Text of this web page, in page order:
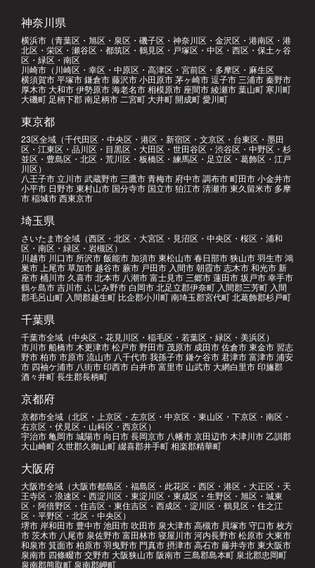
神奈川県
横浜市（青葉区・旭区・泉区・磯子区・神奈川区・金沢区・港南区・港
北区・栄区・瀬谷区・都筑区・鶴見区・戸塚区・中区・西区・保土ヶ谷
区・緑区・南区
川崎市（川崎区・幸区・中原区・高津区・宮前区・多摩区・麻生区
横須賀市 平塚市 鎌倉市 藤沢市 小田原市 茅ヶ崎市 逗子市 三浦市 秦野市
厚木市 大和市 伊勢原市 海老名市 相模原市 座間市 綾瀬市 葉山町 寒川町
大磯町 足柄下郡 南足柄市 二宮町 大井町 開成町 愛川町
東京都
23区全域（千代田区・中央区・港区・新宿区・文京区・台東区・墨田
区・江東区・品川区・目黒区・大田区・世田谷区・渋谷区・中野区・杉
並区・豊島区・北区・荒川区・板橋区・練馬区・足立区・葛飾区・江戸
川区）
八王子市 立川市 武蔵野市 三鷹市 青梅市 府中市 調布市 町田市 小金井市
小平市 日野市 東村山市 国分寺市 国立市 狛江市 清瀬市 東久留米市 多摩
市 稲城市 西東京市
埼玉県
さいたま市全域（西区・北区・大宮区・見沼区・中央区・桜区・浦和
区・南区・緑区・岩槻区）
川越市 川口市 所沢市 飯能市 加須市 東松山市 春日部市 狭山市 羽生市 鴻
巣市 上尾市 草加市 越谷市 蕨市 戸田市 入間市 朝霞市 志木市 和光市 新
座市 桶川市 久喜市 北本市 八潮市 富士見市 三郷市 蓮田市 坂戸市 幸手市
鶴ヶ島市 吉川市 ふじみ野市 白岡市 北足立郡伊奈町 入間郡三芳町 入間
郡毛呂山町 入間郡越生町 比企郡小川町 南埼玉郡宮代町 北葛飾郡杉戸町
千葉県
千葉市全域（中央区・花見川区・稲毛区・若葉区・緑区・美浜区）
市川市 船橋市 木更津市 松戸市 野田市 茂原市 成田市 佐倉市 東金市 習志
野市 柏市 市原市 流山市 八千代市 我孫子市 鎌ケ谷市 君津市 富津市 浦安
市 四袖ケ浦市 八街市 印西市 白井市 富里市 山武市 大網白里市 印旛郡
酒々井町 長生郡長柄町
京都府
京都市全域（北区・上京区・左京区・中京区・東山区・下京区・南区・
右京区・伏見区・山科区・西京区）
宇治市 亀岡市 城陽市 向日市 長岡京市 八幡市 京田辺市 木津川市 乙訓郡
大山崎町 久世郡久御山町 綴喜郡井手町 相楽郡精華町
大阪府
大阪市全域（大阪市都島区・福島区・此花区・西区・港区・大正区・天
王寺区・浪速区・西淀川区・東淀川区・東成区・生野区・旭区・城東
区・阿倍野区・住吉区・東住吉区・西成区・淀川区・鶴見区・住之江
区・平野区・北区・中央区）
堺市 岸和田市 豊中市 池田市 吹田市 泉大津市 高槻市 貝塚市 守口市 枚方
市 茨木市 八尾市 泉佐野市 富田林市 寝屋川市 河内長野市 松原市 大東市
和泉市 箕面市 柏原市 羽曳野市 門真市 摂津市 高石市 藤井寺市 東大阪市
泉南市 四條畷市 交野市 大阪狭山市 阪南市 三島郡島本町 泉北郡忠岡町
泉南郡熊取町 泉南郡岬町